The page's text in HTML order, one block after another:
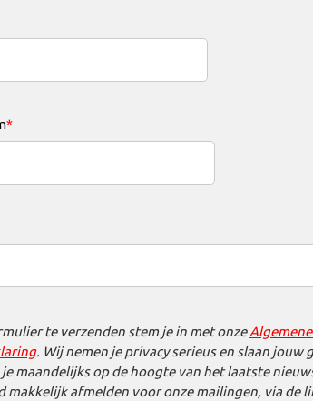
*
te verzenden stem je in met onze
. Wij nemen je privacy serieus en slaan jouw
maandelijks op de hoogte van het laatste
makkelijk afmelden voor onze mailingen, via de